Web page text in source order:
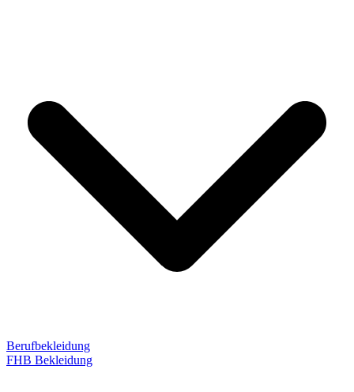
Berufbekleidung
FHB Bekleidung